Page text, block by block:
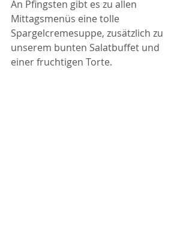
An Pfingsten gibt es zu allen
Mittagsmenüs eine tolle
Spargelcremesuppe, zusätzlich zu
unserem bunten Salatbuffet und
einer fruchtigen Torte.